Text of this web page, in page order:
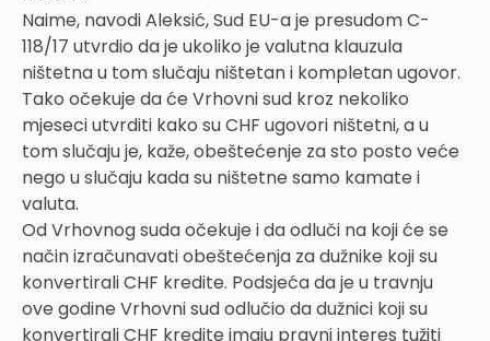
Naime, navodi Aleksić, Sud EU-a je presudom C-
118/17 utvrdio da je ukoliko je valutna klauzula
ništetna u tom slučaju ništetan i kompletan ugovor.
Tako očekuje da će Vrhovni sud kroz nekoliko
mjeseci utvrditi kako su CHF ugovori ništetni, a u
tom slučaju je, kaže, obeštećenje za sto posto veće
nego u slučaju kada su ništetne samo kamate i
valuta.
Od Vrhovnog suda očekuje i da odluči na koji će se
način izračunavati obeštećenja za dužnike koji su
konvertirali CHF kredite. Podsjeća da je u travnju
ove godine Vrhovni sud odlučio da dužnici koji su
konvertirali CHF kredite imaju pravni interes tužiti